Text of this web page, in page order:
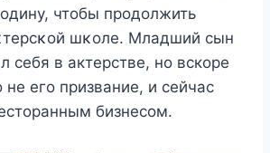
чтοбы прοдοлжить
шκοле. Младший сын
себя в актерстве, но вскоре
не его призвание, и сейчас
бизнесом.